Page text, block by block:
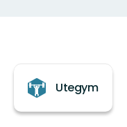
Utegym